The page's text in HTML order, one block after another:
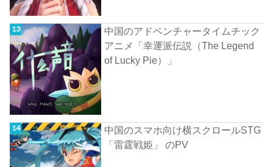
中国のアドベンチャータイムチック
アニメ「幸運派伝説（The Legend
of Lucky Pie）」
中国のスマホ向け横スクロールSTG
「雷霆戦姫」 のPV